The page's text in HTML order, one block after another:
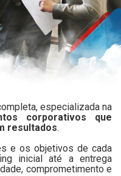
especializada na
corporativos que
resultados.
e os objetivos de cada
inicial até a entrega
comprometimento e